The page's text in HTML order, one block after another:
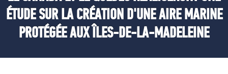
ÉTUDE SUR LA CRÉATION D'UNE AIRE MARINE
PROTÉGÉE AUX ÎLES-DE-LA-MADELEINE